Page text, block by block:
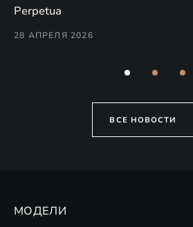
Perpetua
28 АПРЕЛЯ 2026
ВСЕ НОВОСТИ
МОДЕЛИ